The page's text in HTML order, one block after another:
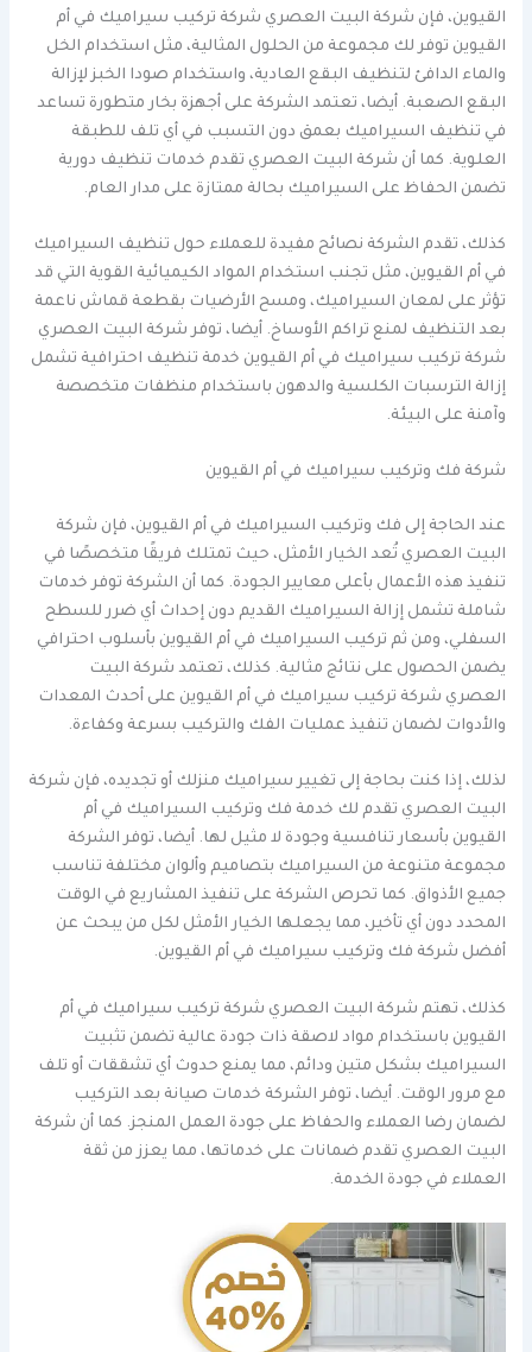
القيوين، فإن شركة البيت العصري شركة تركيب سيراميك في أم
القيوين توفر لك مجموعة من الحلول المثالية، مثل استخدام الخل
والماء الدافئ لتنظيف البقع العادية، واستخدام صودا الخبز لإزالة
البقع الصعبة. أيضا، تعتمد الشركة على أجهزة بخار متطورة تساعد
في تنظيف السيراميك بعمق دون التسبب في أي تلف للطبقة
العلوية. كما أن شركة البيت العصري تقدم خدمات تنظيف دورية
تضمن الحفاظ على السيراميك بحالة ممتازة على مدار العام.
كذلك، تقدم الشركة نصائح مفيدة للعملاء حول تنظيف السيراميك
في أم القيوين، مثل تجنب استخدام المواد الكيميائية القوية التي قد
تؤثر على لمعان السيراميك، ومسح الأرضيات بقطعة قماش ناعمة
بعد التنظيف لمنع تراكم الأوساخ. أيضا، توفر شركة البيت العصري
شركة تركيب سيراميك في أم القيوين خدمة تنظيف احترافية تشمل
إزالة الترسبات الكلسية والدهون باستخدام منظفات متخصصة
وآمنة على البيئة.
شركة فك وتركيب سيراميك في أم القيوين
عند الحاجة إلى فك وتركيب السيراميك في أم القيوين، فإن شركة
البيت العصري تُعد الخيار الأمثل، حيث تمتلك فريقًا متخصصًا في
تنفيذ هذه الأعمال بأعلى معايير الجودة. كما أن الشركة توفر خدمات
شاملة تشمل إزالة السيراميك القديم دون إحداث أي ضرر للسطح
السفلي، ومن ثم تركيب السيراميك في أم القيوين بأسلوب احترافي
يضمن الحصول على نتائج مثالية. كذلك، تعتمد شركة البيت
العصري شركة تركيب سيراميك في أم القيوين على أحدث المعدات
والأدوات لضمان تنفيذ عمليات الفك والتركيب بسرعة وكفاءة.
لذلك، إذا كنت بحاجة إلى تغيير سيراميك منزلك أو تجديده، فإن شركة
البيت العصري تقدم لك خدمة فك وتركيب السيراميك في أم
القيوين بأسعار تنافسية وجودة لا مثيل لها. أيضا، توفر الشركة
مجموعة متنوعة من السيراميك بتصاميم وألوان مختلفة تناسب
جميع الأذواق. كما تحرص الشركة على تنفيذ المشاريع في الوقت
المحدد دون أي تأخير، مما يجعلها الخيار الأمثل لكل من يبحث عن
أفضل شركة فك وتركيب سيراميك في أم القيوين.
كذلك، تهتم شركة البيت العصري شركة تركيب سيراميك في أم
القيوين باستخدام مواد لاصقة ذات جودة عالية تضمن تثبيت
السيراميك بشكل متين ودائم، مما يمنع حدوث أي تشققات أو تلف
مع مرور الوقت. أيضا، توفر الشركة خدمات صيانة بعد التركيب
لضمان رضا العملاء والحفاظ على جودة العمل المنجز. كما أن شركة
البيت العصري تقدم ضمانات على خدماتها، مما يعزز من ثقة
العملاء في جودة الخدمة.